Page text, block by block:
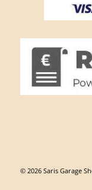
© 2026 Saris Garage